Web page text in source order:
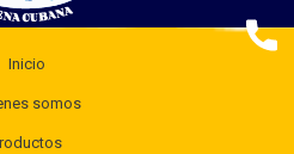
Inicio
somos